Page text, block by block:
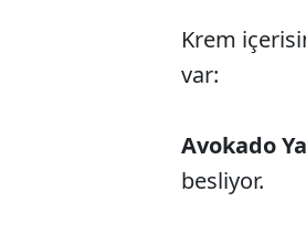
Krem
var:
Avokado
besliyor.